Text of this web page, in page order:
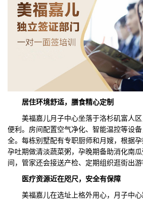
居住环境舒适，膳食精心定制
美福嘉儿月子中心坐落于洛杉矶富人区
便利。房间配置空气净化、智能温控等设
全。每栋别墅配有专职厨师和月嫂，根据孕
孕吐期做清淡蔬菜粥，孕晚期备助消化南
间，管家还会接送产检、定期组织逛街出游
医疗资源近在咫尺，安全有保障
美福嘉儿在选址上格外用心，月子中心